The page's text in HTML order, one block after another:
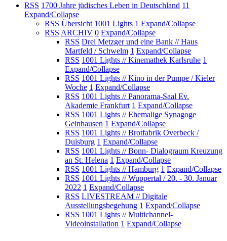
RSS 1700 Jahre jüdisches Leben in Deutschland 11
Expand/Collapse
RSS Übersicht 1001 Lights 1 Expand/Collapse
RSS ARCHIV 0 Expand/Collapse
RSS Drei Metzger und eine Bank // Haus
Martfeld / Schwelm 1 Expand/Collapse
RSS 1001 Lights // Kinemathek Karlsruhe 1
Expand/Collapse
RSS 1001 Lights // Kino in der Pumpe / Kieler
Woche 1 Expand/Collapse
RSS 1001 Lights // Panorama-Saal Ev.
Akademie Frankfurt 1 Expand/Collapse
RSS 1001 Lights // Ehemalige Synagoge
Gelnhausen 1 Expand/Collapse
RSS 1001 Lights // Brotfabrik Overbeck /
Duisburg 1 Expand/Collapse
RSS 1001 Lights // Bonn- Dialograum Kreuzung
an St. Helena 1 Expand/Collapse
RSS 1001 Lights // Hamburg 1 Expand/Collapse
RSS 1001 Lights // Wuppertal / 20. - 30. Januar
2022 1 Expand/Collapse
RSS LIVESTREAM // Digitale
Ausstellungsbegehung 1 Expand/Collapse
RSS 1001 Lights // Multichannel-
Videoinstallation 1 Expand/Collapse